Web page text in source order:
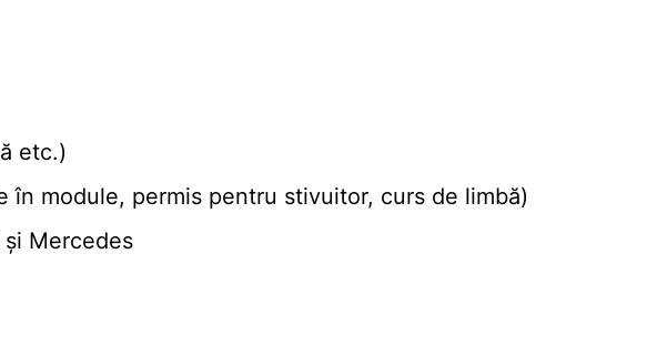
etc.)
module, permis pentru stivuitor, curs de limbă)
Mercedes